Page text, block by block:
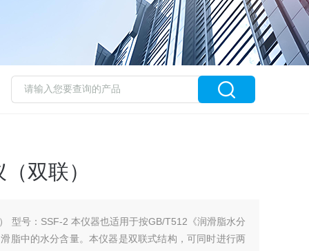
双联）
型号：SSF-2 本仪器也适用于按GB/T512《润滑脂水分
脂中的水分含量。本仪器是双联式结构，可同时进行两